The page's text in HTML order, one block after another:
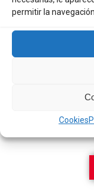
permitir la
Cookies